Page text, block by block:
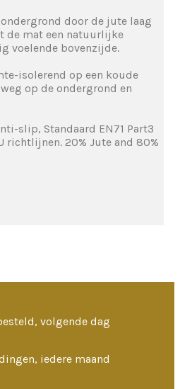
door de jute laag
de mat een natuurlijke
voelende bovenzijde.
isolerend op een koude
op de ondergrond en
slip, Standaard EN71 Part3
richtlijnen. 20% Jute and 80%
volgende dag
iedere maand